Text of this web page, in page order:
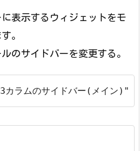
表示するウィジェットをモ
。
のサイドバーを変更する。
ラムのサイドバー(メイン)"